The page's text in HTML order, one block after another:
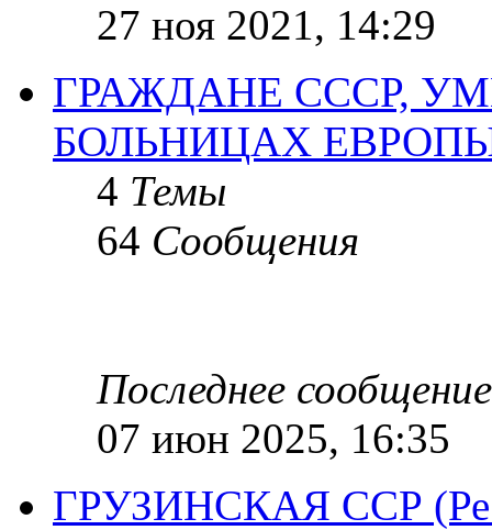
27 ноя 2021, 14:29
ГРАЖДАНЕ СССР,
БОЛЬНИЦАХ
4 Темы
64 Сообщения
Последнее сообщение
07 июн 2025, 16:35
ГРУЗИНСКАЯ ССР